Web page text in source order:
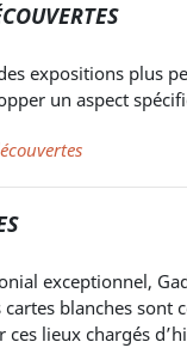
expositions plus
un aspect
exceptionnel,
cartes blanches
lieux chargés